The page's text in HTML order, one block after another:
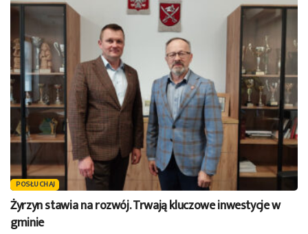
POSŁUCHAJ
Żyrzyn stawia na rozwój. Trwają kluczowe inwestycje w
gminie